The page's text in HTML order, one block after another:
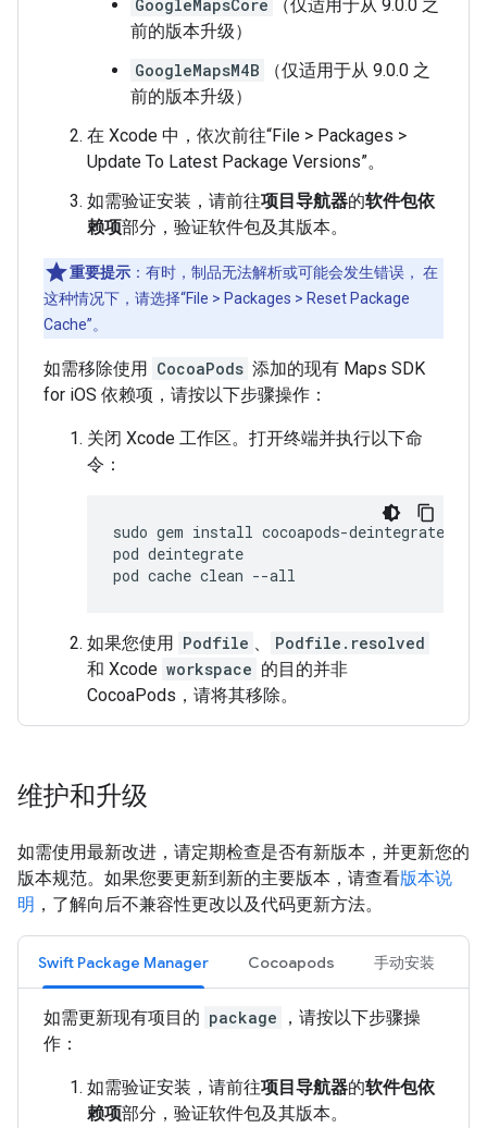
GoogleMapsCore
（仅适用于从 9.0.0 之
前的版本升级）
GoogleMapsM4B
（仅适用于从 9.0.0 之
前的版本升级）
在 Xcode 中，依次前往“File > Packages >
Update To Latest Package Versions”。
如需验证安装，请前往项目导航器的软件包依
赖项部分，验证软件包及其版本。
重要提示 ：有时，制品无法解析或可能会发生错误， 在
这种情况下，请选择“File > Packages > Reset Package
Cache”。
如需移除使用 CocoaPods 添加的现有 Maps SDK
for iOS 依赖项，请按以下步骤操作：
关闭 Xcode 工作区。打开终端并执行以下命
令：
sudo gem install cocoapods-deintegrate
pod deintegrate
pod cache clean --all
如果您使用 Podfile 、
Podfile.resolved
和 Xcode workspace 的目的并非
CocoaPods，请将其移除。
维护和升级
如需使用最新改进，请定期检查是否有新版本，并更新您的
版本规范。如果您要更新到新的主要版本，请查看版本说
明 ，了解向后不兼容性更改以及代码更新方法。
Swift Package Manager Cocoapods 手动安装
如需更新现有项目的 package
，请按以下步骤操
作：
如需验证安装，请前往项目导航器的软件包依
赖项部分，验证软件包及其版本。